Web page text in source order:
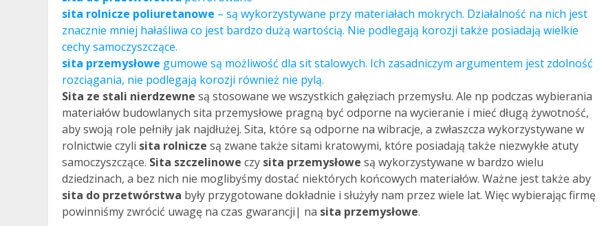
sita rolnicze poliuretanowe – są wykorzystywane przy materiałach mokrych. Działalność na nich jest
znacznie mniej hałaśliwa co jest bardzo dużą wartością. Nie podlegają korozji także posiadają wielkie
cechy samoczyszczące.
sita przemysłowe gumowe są możliwość dla sit stalowych. Ich zasadniczym argumentem jest zdolność
rozciągania, nie podlegają korozji również nie pylą.
Sita ze stali nierdzewne są stosowane we wszystkich gałęziach przemysłu. Ale np podczas wybierania
materiałów budowlanych sita przemysłowe pragną być odporne na wycieranie i mieć długą żywotność,
aby swoją role pełniły jak najdłużej. Sita, które są odporne na wibracje, a zwłaszcza wykorzystywane w
rolnictwie czyli sita rolnicze są zwane także sitami kratowymi, które posiadają także niezwykłe atuty
samoczyszczące. Sita szczelinowe czy sita przemysłowe są wykorzystywane w bardzo wielu
dziedzinach, a bez nich nie moglibyśmy dostać niektórych końcowych materiałów. Ważne jest także aby
sita do przetwórstwa były przygotowane dokładnie i służyły nam przez wiele lat. Więc wybierając firmę
powinniśmy zwrócić uwagę na czas gwarancji| na sita przemysłowe.